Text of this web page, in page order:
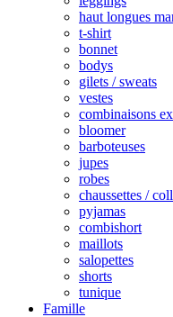
haut longues
t-shirt
bonnet
bodys
gilets / sweats
vestes
combinaisons
bloomer
barboteuses
jupes
robes
chaussettes /
pyjamas
combishort
maillots
salopettes
shorts
tunique
Famille